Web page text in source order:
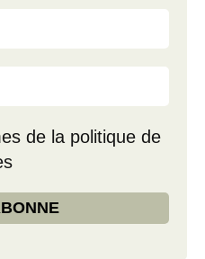
de la politique de